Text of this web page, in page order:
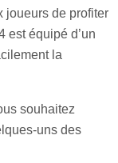
joueurs de profiter
est équipé d’un
la
souhaitez
uns des